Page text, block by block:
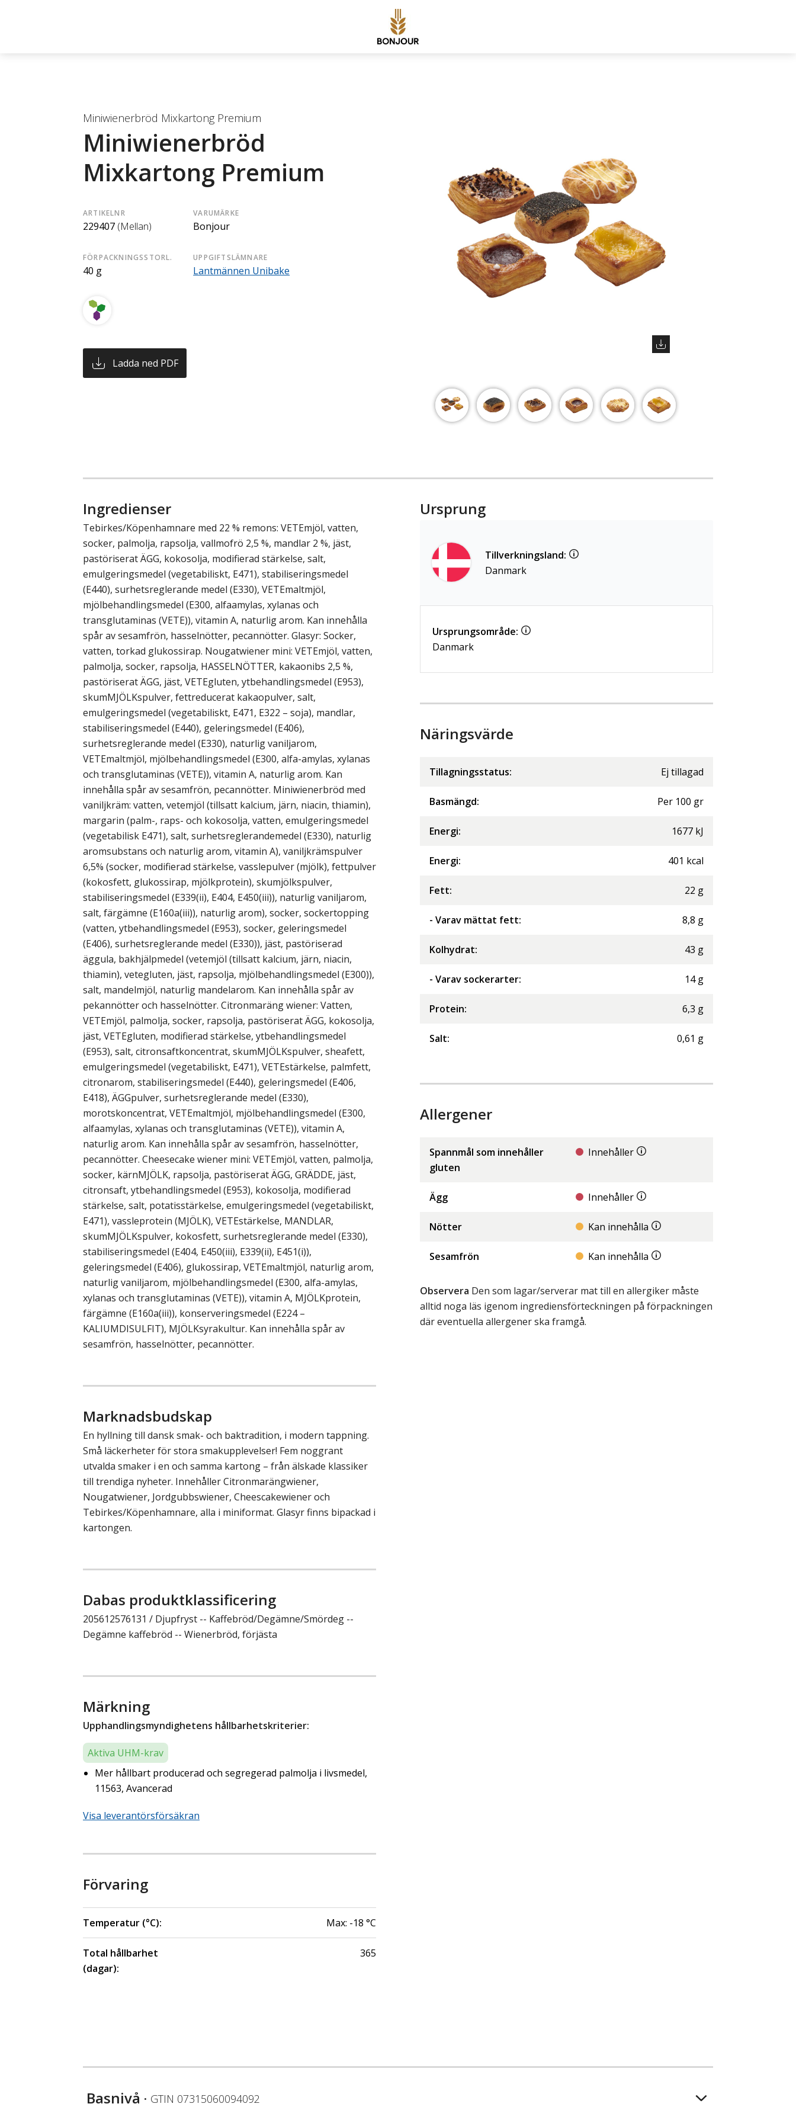
Miniwienerbröd Mixkartong Premium
Miniwienerbröd
Mixkartong Premium
ARTIKELNR
229407 (Mellan)
VARUMÄRKE
Bonjour
FÖRPACKNINGSSTORL.
40 g
UPPGIFTSLÄMNARE
Lantmännen Unibake
Ladda ned PDF
Ingredienser
Tebirkes/Köpenhamnare med 22 % remons: VETEmjöl, vatten,
socker, palmolja, rapsolja, vallmofrö 2,5 %, mandlar 2 %, jäst,
pastöriserat ÄGG, kokosolja, modifierad stärkelse, salt,
emulgeringsmedel (vegetabiliskt, E471), stabiliseringsmedel
(E440), surhetsreglerande medel (E330), VETEmaltmjöl,
mjölbehandlingsmedel (E300, alfaamylas, xylanas och
transglutaminas (VETE)), vitamin A, naturlig arom. Kan innehålla
spår av sesamfrön, hasselnötter, pecannötter. Glasyr: Socker,
vatten, torkad glukossirap. Nougatwiener mini: VETEmjöl, vatten,
palmolja, socker, rapsolja, HASSELNÖTTER, kakaonibs 2,5 %,
pastöriserat ÄGG, jäst, VETEgluten, ytbehandlingsmedel (E953),
skumMJÖLKspulver, fettreducerat kakaopulver, salt,
emulgeringsmedel (vegetabiliskt, E471, E322 – soja), mandlar,
stabiliseringsmedel (E440), geleringsmedel (E406),
surhetsreglerande medel (E330), naturlig vaniljarom,
VETEmaltmjöl, mjölbehandlingsmedel (E300, alfa-amylas, xylanas
och transglutaminas (VETE)), vitamin A, naturlig arom. Kan
innehålla spår av sesamfrön, pecannötter. Miniwienerbröd med
vaniljkräm: vatten, vetemjöl (tillsatt kalcium, järn, niacin, thiamin),
margarin (palm-, raps- och kokosolja, vatten, emulgeringsmedel
(vegetabilisk E471), salt, surhetsreglerandemedel (E330), naturlig
aromsubstans och naturlig arom, vitamin A), vaniljkrämspulver
6,5% (socker, modifierad stärkelse, vasslepulver (mjölk), fettpulver
(kokosfett, glukossirap, mjölkprotein), skumjölkspulver,
stabiliseringsmedel (E339(ii), E404, E450(iii)), naturlig vaniljarom,
salt, färgämne (E160a(iii)), naturlig arom), socker, sockertopping
(vatten, ytbehandlingsmedel (E953), socker, geleringsmedel
(E406), surhetsreglerande medel (E330)), jäst, pastöriserad
äggula, bakhjälpmedel (vetemjöl (tillsatt kalcium, järn, niacin,
thiamin), vetegluten, jäst, rapsolja, mjölbehandlingsmedel (E300)),
salt, mandelmjöl, naturlig mandelarom. Kan innehålla spår av
pekannötter och hasselnötter. Citronmaräng wiener: Vatten,
VETEmjöl, palmolja, socker, rapsolja, pastöriserat ÄGG, kokosolja,
jäst, VETEgluten, modifierad stärkelse, ytbehandlingsmedel
(E953), salt, citronsaftkoncentrat, skumMJÖLKspulver, sheafett,
emulgeringsmedel (vegetabiliskt, E471), VETEstärkelse, palmfett,
citronarom, stabiliseringsmedel (E440), geleringsmedel (E406,
E418), ÄGGpulver, surhetsreglerande medel (E330),
morotskoncentrat, VETEmaltmjöl, mjölbehandlingsmedel (E300,
alfaamylas, xylanas och transglutaminas (VETE)), vitamin A,
naturlig arom. Kan innehålla spår av sesamfrön, hasselnötter,
pecannötter. Cheesecake wiener mini: VETEmjöl, vatten, palmolja,
socker, kärnMJÖLK, rapsolja, pastöriserat ÄGG, GRÄDDE, jäst,
citronsaft, ytbehandlingsmedel (E953), kokosolja, modifierad
stärkelse, salt, potatisstärkelse, emulgeringsmedel (vegetabiliskt,
E471), vassleprotein (MJÖLK), VETEstärkelse, MANDLAR,
skumMJÖLKspulver, kokosfett, surhetsreglerande medel (E330),
stabiliseringsmedel (E404, E450(iii), E339(ii), E451(i)),
geleringsmedel (E406), glukossirap, VETEmaltmjöl, naturlig arom,
naturlig vaniljarom, mjölbehandlingsmedel (E300, alfa-amylas,
xylanas och transglutaminas (VETE)), vitamin A, MJÖLKprotein,
färgämne (E160a(iii)), konserveringsmedel (E224 –
KALIUMDISULFIT), MJÖLKsyrakultur. Kan innehålla spår av
sesamfrön, hasselnötter, pecannötter.
Marknadsbudskap
En hyllning till dansk smak- och baktradition, i modern tappning.
Små läckerheter för stora smakupplevelser! Fem noggrant
utvalda smaker i en och samma kartong – från älskade klassiker
till trendiga nyheter. Innehåller Citronmarängwiener,
Nougatwiener, Jordgubbswiener, Cheescakewiener och
Tebirkes/Köpenhamnare, alla i miniformat. Glasyr finns bipackad i
kartongen.
Dabas produktklassificering
205612576131 / Djupfryst -- Kaffebröd/Degämne/Smördeg --
Degämne kaffebröd -- Wienerbröd, förjästa
Märkning
Upphandlingsmyndighetens hållbarhetskriterier:
Aktiva UHM-krav
Mer hållbart producerad och segregerad palmolja i livsmedel,
11563, Avancerad
Visa leverantörsförsäkran
Förvaring
Temperatur (°C): Max: -18 °C
Total hållbarhet
(dagar):
365
Ursprung
Tillverkningsland:
Danmark
Ursprungsområde:
Danmark
Näringsvärde
Tillagningsstatus: Ej tillagad
Basmängd: Per 100 gr
Energi: 1677 kJ
Energi: 401 kcal
Fett: 22 g
- Varav mättat fett: 8,8 g
Kolhydrat: 43 g
- Varav sockerarter: 14 g
Protein: 6,3 g
Salt: 0,61 g
Allergener
Spannmål som innehåller
gluten
Innehåller
Ägg Innehåller
Nötter Kan innehålla
Sesamfrön Kan innehålla
Observera Den som lagar/serverar mat till en allergiker måste
alltid noga läs igenom ingrediensförteckningen på förpackningen
där eventuella allergener ska framgå.
Basnivå • GTIN 07315060094092